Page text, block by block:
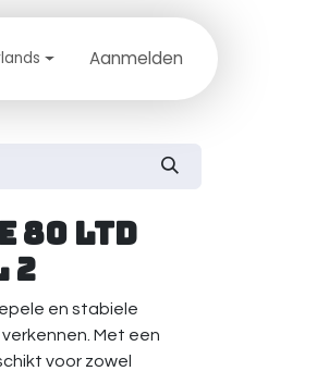
Aanmelden
LTD
2
en stabiele
Met een
voor zowel